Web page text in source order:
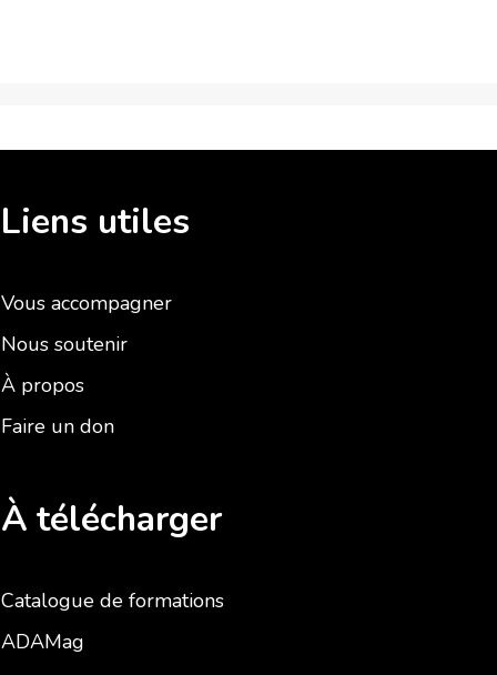
Liens utiles
Vous accompagner
Nous soutenir
À propos
Faire un don
À télécharger
Catalogue de formations
ADAMag